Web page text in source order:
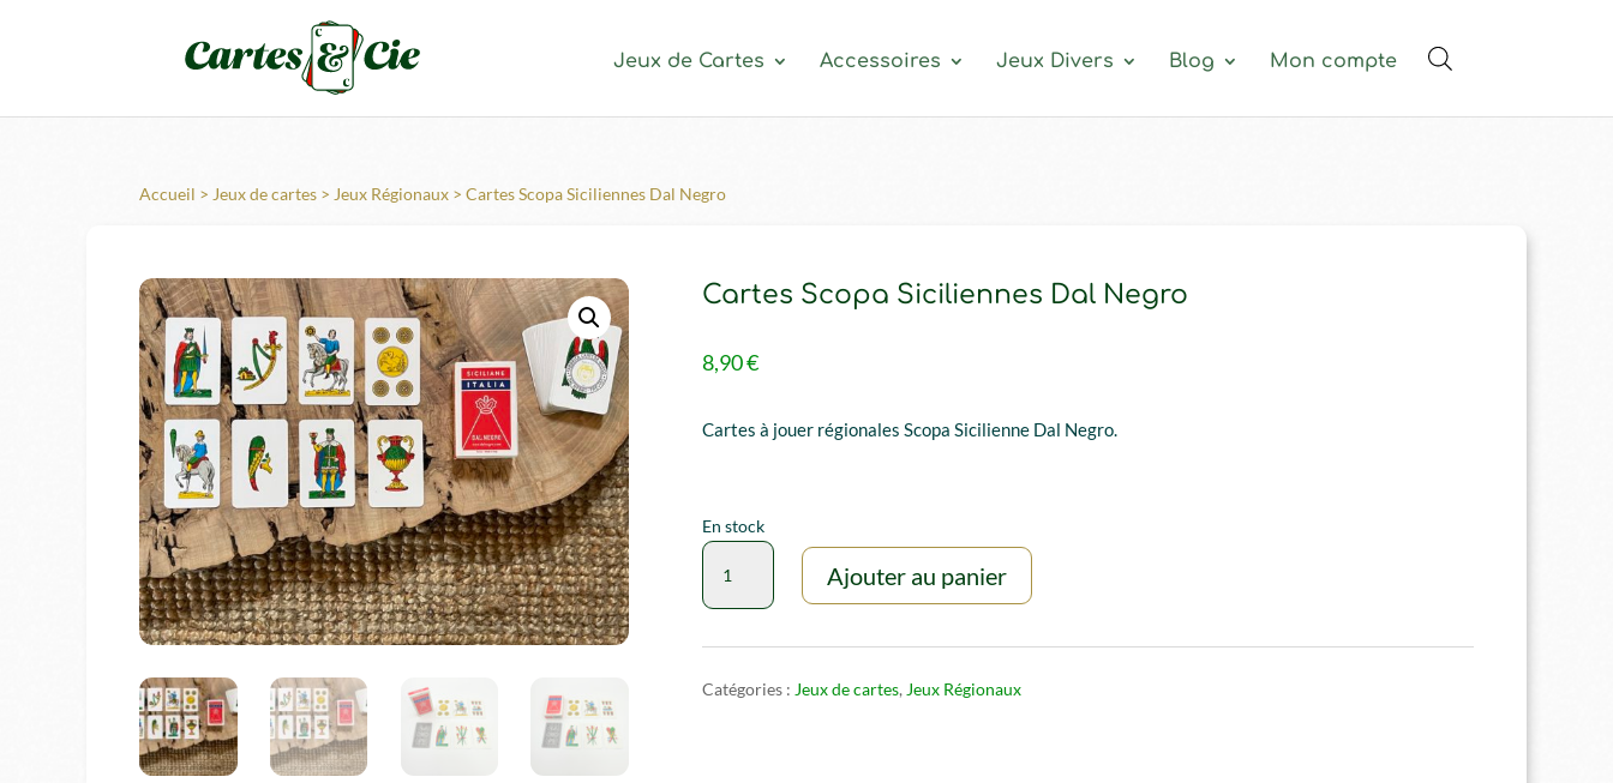
Jeux de Cartes Accessoires Jeux Divers Blog Mon compte
Accueil > Jeux de cartes > Jeux Régionaux > Cartes Scopa Siciliennes Dal Negro
Cartes Scopa Siciliennes Dal Negro
8,90€
Cartes à jouer régionales Scopa Sicilienne Dal Negro.
En stock
quantité
Cartes
Scopa
Ajouter au panier
Catégories : Jeux de cartes, Jeux Régionaux